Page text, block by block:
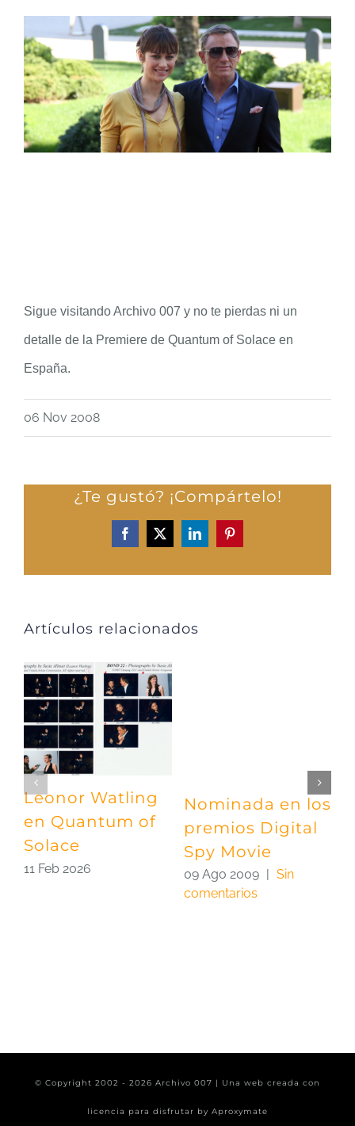
Sigue visitando Archivo 007 y no te pierdas ni un
detalle de la Premiere de Quantum of Solace en
España.
06 Nov 2008
¿Te gustó? ¡Compártelo!
Facebook
X LinkedInPinterest
Artículos relacionados
Leonor Watling
en Quantum of
Solace
11 Feb 2026
Nominada en los
premios Digital
Spy Movie
09 Ago 2009
Sin
comentarios
© Copyright 2002 - 2026 Archivo 007 | Una web creada con
licencia para disfrutar by Aproxymate